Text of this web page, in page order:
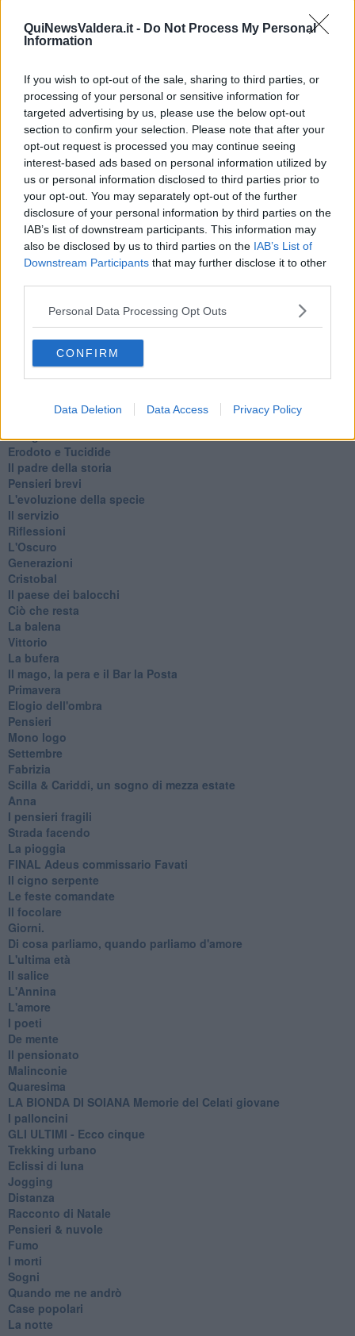
QuiNewsValdera.it - Do Not Process My Personal
Information
If you wish to opt-out of the sale, sharing to third parties, or
processing of your personal or sensitive information for
targeted advertising by us, please use the below opt-out
section to confirm your selection. Please note that after your
opt-out request is processed you may continue seeing
interest-based ads based on personal information utilized by
us or personal information disclosed to third parties prior to
your opt-out. You may separately opt-out of the further
disclosure of your personal information by third parties on the
IAB’s list of downstream participants. This information may
also be disclosed by us to third parties on the IAB’s List of
Downstream Participants that may further disclose it to other
Personal Data Processing Opt Outs
CONFIRM
Data Deletion Data Access Privacy Policy
Belle lettere
Silenzio
Le parole
​L’Australiana
Le stelle del jazz
Vita & morte
Auguri
Moro
Passanti
Continuando, la nonna e il carretto
Metaverso smart
Fiamme
Anzi
Il lago
Il diluvio
La classe
Pensieri incoerenti
Insomnia
Lo sgombero
Erodoto e Tucidide
Il padre della storia
Pensieri brevi
L'evoluzione della specie
Il servizio
Riflessioni
L'Oscuro
Generazioni
Cristobal
Il paese dei balocchi
Ciò che resta
La balena
Vittorio
La bufera
Il mago, la pera e il Bar la Posta
Primavera
Elogio dell'ombra
Pensieri
Mono logo
Settembre
Fabrizia
​Scilla & Cariddi, un sogno di mezza estate
Anna
I pensieri fragili
Strada facendo
La pioggia
FINAL Adeus commissario Favati
Il cigno serpente
Le feste comandate
Il focolare
Giorni.
Di cosa parliamo, quando parliamo d'amore
L'ultima età
Il salice
L'Annina
L'amore
I poeti
De mente
Il pensionato
Malinconie
Quaresima
LA BIONDA DI SOIANA Memorie del Celati giovane
I palloncini
GLI ULTIMI - Ecco cinque
Trekking urbano
Eclissi di luna
Jogging
Distanza
Racconto di Natale
Pensieri & nuvole
Fumo
I morti
Sogni
Quando me ne andrò
Case popolari
La notte